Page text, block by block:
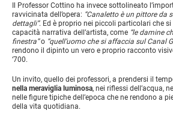
Il Professor Cottino ha invece sottolineato
ravvicinata dell’opera: “Canaletto è un pittore da
dettagli”. Ed è proprio nei piccoli particolari che
capacità narrativa dell’artista, come “le damine
finestra”o “quell’uomo che si affaccia sul Canal
rendono il dipinto un vero e proprio racconto
‘700.
Un invito, quello dei professori, a prendersi il
nella meraviglia luminosa, nei riflessi dell’acqua,
nelle figure tipiche dell’epoca che ne rendono a
della vita quotidiana.